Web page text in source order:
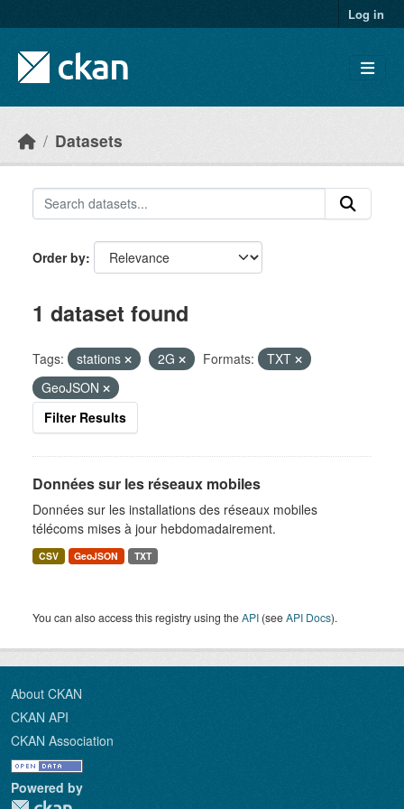
Log in
Datasets
Order by
1 dataset found
Tags: stations 2G Formats:
TXT
GeoJSON
Filter Results
Données sur les réseaux mobiles
Données sur les installations des réseaux mobiles
télécoms mises à jour hebdomadairement.
CSV GeoJSON TXT
You can also access this registry using theAPI (seeAPI Docs).
About CKAN
CKAN API
CKAN Association
Powered by